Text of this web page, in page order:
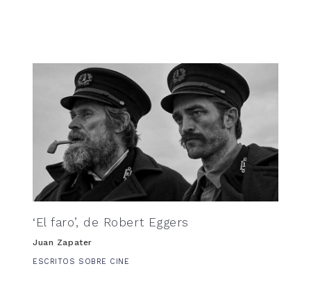
‘El faro’, de Robert Eggers
Juan Zapater
ESCRITOS SOBRE CINE